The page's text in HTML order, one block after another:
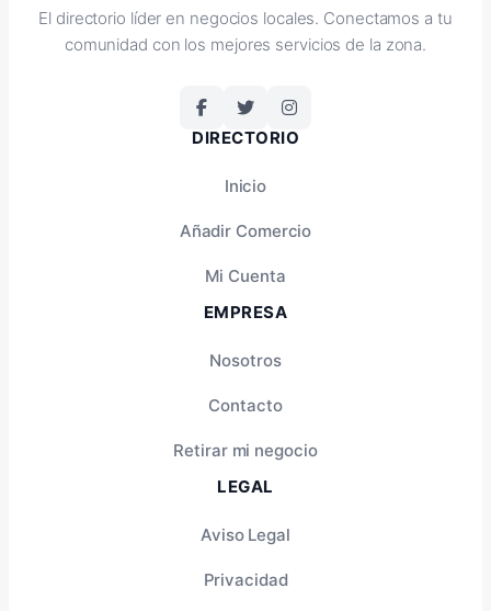
El directorio líder en negocios locales. Conectamos a tu
comunidad con los mejores servicios de la zona.
DIRECTORIO
Inicio
Añadir Comercio
Mi Cuenta
EMPRESA
Nosotros
Contacto
Retirar mi negocio
LEGAL
Aviso Legal
Privacidad